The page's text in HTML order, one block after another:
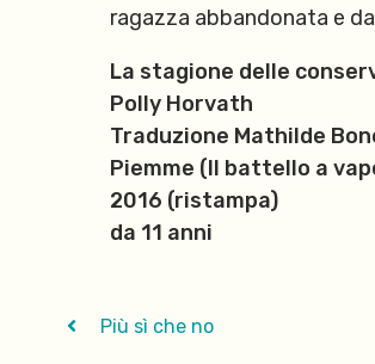
ragazza abbandonata e
La stagione delle
Polly Horvath
Traduzione Mathilde
Piemme (Il battello a
2016 (ristampa)
da 11 anni
Più sì che no